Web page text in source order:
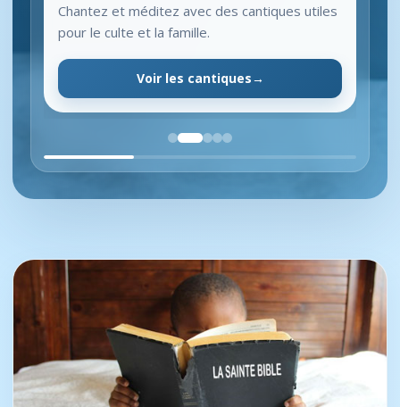
Chantez et méditez avec des cantiques utiles
pour le culte et la famille.
Voir les cantiques